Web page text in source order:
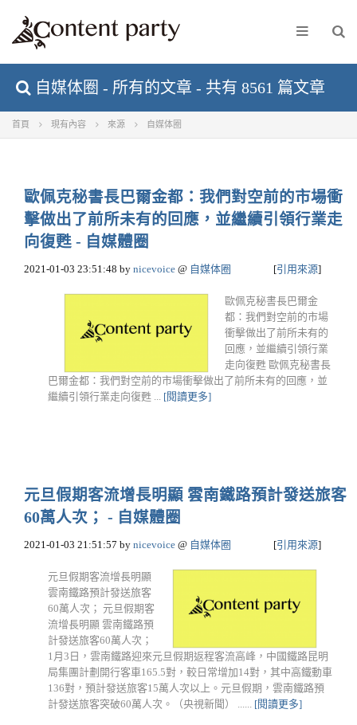
自媒体圈 - 所有的文章 - 共有 8561 篇文章
首頁 現有內容 來源 自媒体圈
歐佩克秘書長巴爾金都：我們對空前的市場衝
擊做出了前所未有的回應，並繼續引領行業走
向復甦 - 自媒體圈
2021-01-03 23:51:48 by nicevoice @ 自媒体圈 [引用來源]
歐佩克秘書長巴爾金
都：我們對空前的市場
衝擊做出了前所未有的
回應，並繼續引領行業
走向復甦 歐佩克秘書長
巴爾金都：我們對空前的市場衝擊做出了前所未有的回應，並
繼續引領行業走向復甦 ... [閱讀更多]
元旦假期客流增長明顯 雲南鐵路預計發送旅客
60萬人次； - 自媒體圈
2021-01-03 21:51:57 by nicevoice @ 自媒体圈 [引用來源]
元旦假期客流增長明顯
雲南鐵路預計發送旅客
60萬人次； 元旦假期客
流增長明顯 雲南鐵路預
計發送旅客60萬人次；
1月3日，雲南鐵路迎來元旦假期返程客流高峰，中國鐵路昆明
局集團計劃開行客車165.5對，較日常增加14對，其中高鐵動車
136對，預計發送旅客15萬人次以上。元旦假期，雲南鐵路預
計發送旅客突破60萬人次。（央視新聞） ...... [閱讀更多]